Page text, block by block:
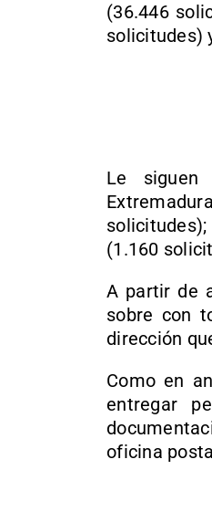
(36.446
solicitudes)
Le siguen
(1.160
A partir de
sobre con
dirección
Como en
entregar
oficina